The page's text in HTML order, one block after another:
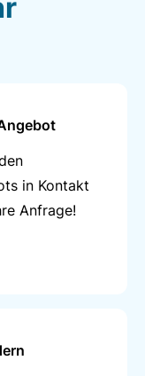
in Kontakt
Anfrage!